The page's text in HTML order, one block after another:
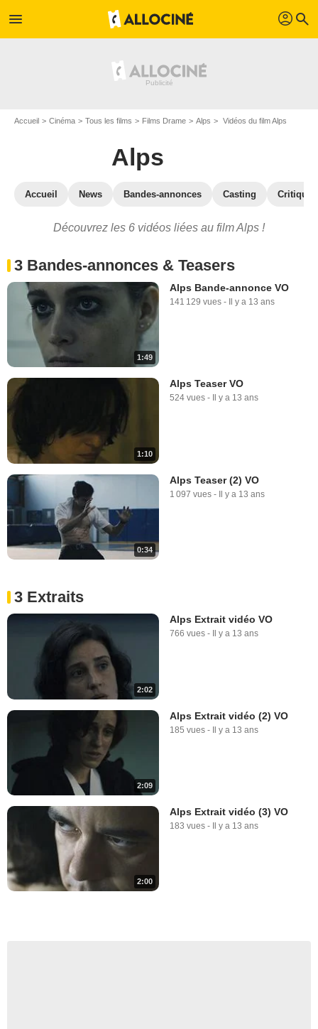
menu profil search
Accueil Cinéma Tous les films Films Drame Alps Vidéos du film Alps
Alps
Accueil News Bandes-annonces Casting
Découvrez les 6 vidéos liées au film Alps !
3 Bandes-annonces & Teasers
1:49
Alps Bande-annonce VO
141 129 vues - Il y a 13 ans
1:10
Alps Teaser VO
524 vues - Il y a 13 ans
0:34
Alps Teaser (2) VO
1 097 vues - Il y a 13 ans
3 Extraits
2:02
Alps Extrait vidéo VO
766 vues - Il y a 13 ans
2:09
Alps Extrait vidéo (2) VO
185 vues - Il y a 13 ans
2:00
Alps Extrait vidéo (3) VO
183 vues - Il y a 13 ans